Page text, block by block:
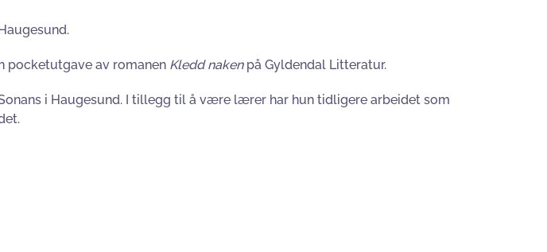
pocketutgave av romanen Kledd nakenpå Gyldendal Litteratur.
i Haugesund. I tillegg til å være lærer har hun tidligere arbeidet som